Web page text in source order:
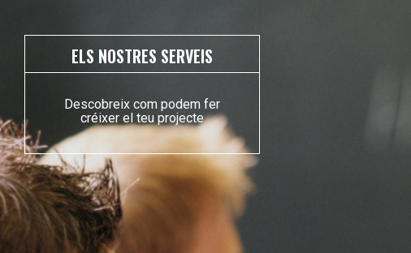
ELS NOSTRES SERVEIS
Descobreix com podem fer
créixer el teu projecte